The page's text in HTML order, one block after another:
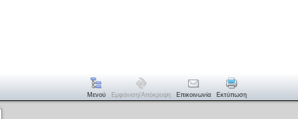
Μενού Εμφάνιση/απόκρυψη Επικοινωνία Εκτύπωση